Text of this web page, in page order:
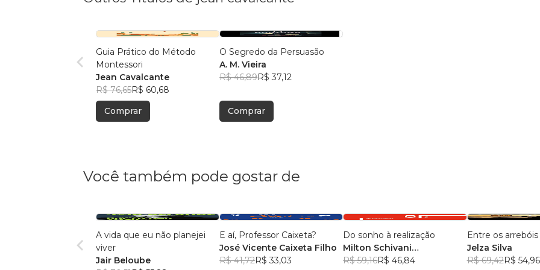
Guia Prático do Método
Montessori
Jean Cavalcante
R$ 76,65R$ 60,68
Comprar
O Segredo da Persuasão
A. M. Vieira
R$ 46,89R$ 37,12
Comprar
Você também pode gostar de
A vida que eu não planejei
viver
Jair Beloube
E aí, Professor Caixeta?
José Vicente Caixeta Filho
R$ 41,72R$ 33,03
Do sonho à realização
Milton Schivani
(Organizador), +14
R$ 59,16R$ 46,84
Entre os arrebóis
Jelza Silva
R$ 69,42R$ 54,96